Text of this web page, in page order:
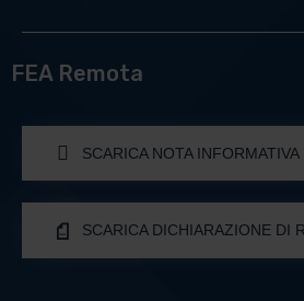
FEA Remota
SCARICA NOTA INFORMATIVA
SCARICA DICHIARAZIONE DI